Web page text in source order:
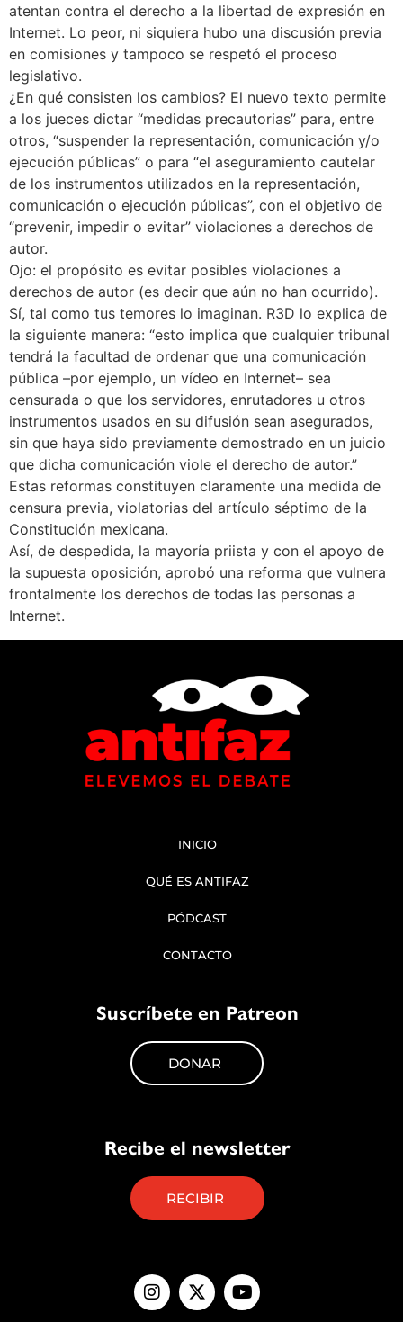
atentan contra el derecho a la libertad de expresión en
Internet. Lo peor, ni siquiera hubo una discusión previa
en comisiones y tampoco se respetó el proceso
legislativo.
¿En qué consisten los cambios? El nuevo texto permite
a los jueces dictar “medidas precautorias” para, entre
otros, “suspender la representación, comunicación y/o
ejecución públicas” o para “el aseguramiento cautelar
de los instrumentos utilizados en la representación,
comunicación o ejecución públicas”, con el objetivo de
“prevenir, impedir o evitar” violaciones a derechos de
autor.
Ojo: el propósito es evitar posibles violaciones a
derechos de autor (es decir que aún no han ocurrido).
Sí, tal como tus temores lo imaginan. R3D lo explica de
la siguiente manera: “esto implica que cualquier tribunal
tendrá la facultad de ordenar que una comunicación
pública –por ejemplo, un vídeo en Internet– sea
censurada o que los servidores, enrutadores u otros
instrumentos usados en su difusión sean asegurados,
sin que haya sido previamente demostrado en un juicio
que dicha comunicación viole el derecho de autor.”
Estas reformas constituyen claramente una medida de
censura previa, violatorias del artículo séptimo de la
Constitución mexicana.
Así, de despedida, la mayoría priista y con el apoyo de
la supuesta oposición, aprobó una reforma que vulnera
frontalmente los derechos de todas las personas a
Internet.
INICIO
QUÉ ES ANTIFAZ
PÓDCAST
CONTACTO
Suscríbete en Patreon
DONAR
Recibe el newsletter
RECIBIR